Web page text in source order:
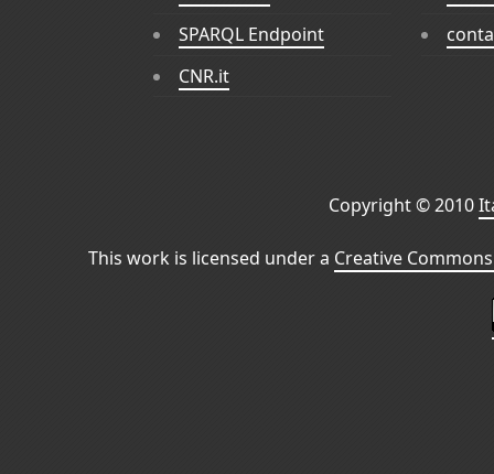
SPARQL Endpoint
CNR.it
Copyright © 2010
This work is licensed under a Creative